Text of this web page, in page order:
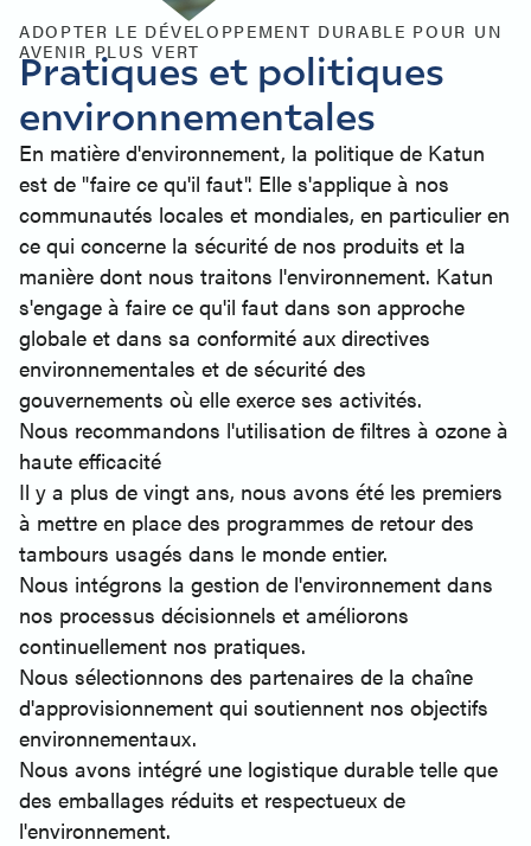
ADOPTER LE DÉVELOPPEMENT DURABLE POUR UN
AVENIR PLUS VERT
Pratiques et politiques
environnementales
En matière d'environnement, la politique de Katun
est de "faire ce qu'il faut". Elle s'applique à nos
communautés locales et mondiales, en particulier en
ce qui concerne la sécurité de nos produits et la
manière dont nous traitons l'environnement. Katun
s'engage à faire ce qu'il faut dans son approche
globale et dans sa conformité aux directives
environnementales et de sécurité des
gouvernements où elle exerce ses activités.
Nous recommandons l'utilisation de filtres à ozone à
haute efficacité
Il y a plus de vingt ans, nous avons été les premiers
à mettre en place des programmes de retour des
tambours usagés dans le monde entier.
Nous intégrons la gestion de l'environnement dans
nos processus décisionnels et améliorons
continuellement nos pratiques.
Nous sélectionnons des partenaires de la chaîne
d'approvisionnement qui soutiennent nos objectifs
environnementaux.
Nous avons intégré une logistique durable telle que
des emballages réduits et respectueux de
l'environnement.